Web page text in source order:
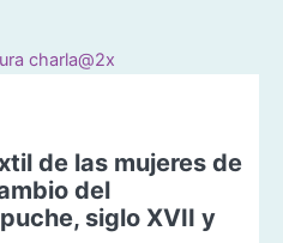
de las mujeres de
del
siglo XVII y